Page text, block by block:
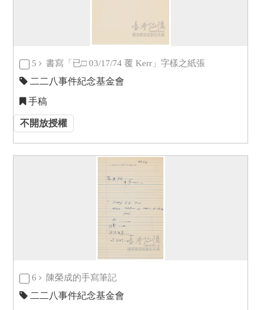
5 書寫「已□ 03/17/74 覆 Kerr」字樣之紙張
二二八事件紀念基金會
手稿
不開放授權
6 陳榮成的手寫筆記
二二八事件紀念基金會